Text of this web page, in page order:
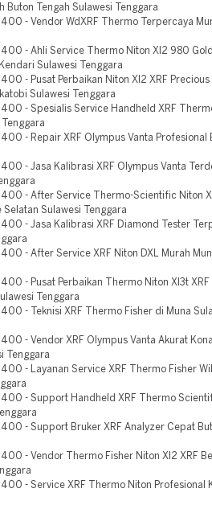
Buton Tengah Sulawesi Tenggara
- Vendor WdXRF Thermo Terpercaya
- Ahli Service Thermo Niton Xl2 980
Sulawesi Tenggara
- Pusat Perbaikan Niton Xl2 XRF Precious
Sulawesi Tenggara
- Spesialis Service Handheld XRF
- Repair XRF Olympus Vanta Profesional
- Jasa Kalibrasi XRF Olympus Vanta
- After Service Thermo-Scientific Niton
Selatan Sulawesi Tenggara
- Jasa Kalibrasi XRF Diamond Tester
- After Service XRF Niton DXL Murah
- Pusat Perbaikan Thermo Niton Xl3t
Tenggara
- Teknisi XRF Thermo Fisher di Muna
- Vendor XRF Olympus Vanta Akurat
Tenggara
- Layanan Service XRF Thermo Fisher
- Support Handheld XRF Thermo
- Support Bruker XRF Analyzer Cepat
- Vendor Thermo Fisher Niton Xl2 XRF
- Service XRF Thermo Niton Profesional